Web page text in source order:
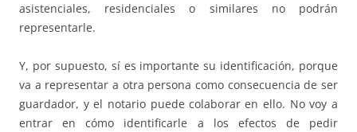
asistenciales, residenciales o similares no podrán
representarle.
Y, por supuesto, sí es importante su identificación, porque
va a representar a otra persona como consecuencia de ser
guardador, y el notario puede colaborar en ello. No voy a
entrar en cómo identificarle a los efectos de pedir